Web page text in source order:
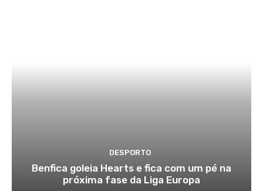
DESPORTO
Benfica goleia Hearts e fica com um pé na
próxima fase da Liga Europa